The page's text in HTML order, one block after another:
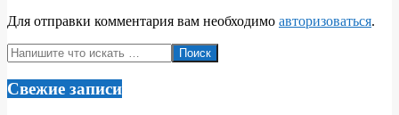
Для отправки комментария вам необходимо авторизоваться.
Поиск
Свежие записи